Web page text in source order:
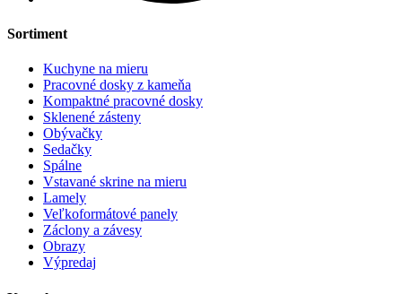
Sortiment
Kuchyne na mieru
Pracovné dosky z kameňa
Kompaktné pracovné dosky
Sklenené zásteny
Obývačky
Sedačky
Spálne
Vstavané skrine na mieru
Lamely
Veľkoformátové panely
Záclony a závesy
Obrazy
Výpredaj